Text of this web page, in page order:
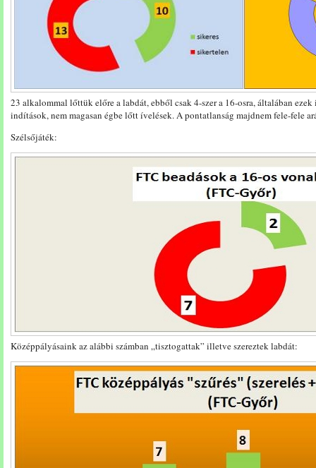
23 alkalommal lőttük előre a labdát, ebből csak 4-szer a 16-osra, általában
indítások, nem magasan égbe lőtt ívelések. A pontatlanság majdnem fele-fele
Szélsőjáték:
Középpályásaink az alábbi számban „tisztogattak” illetve szereztek labdát: